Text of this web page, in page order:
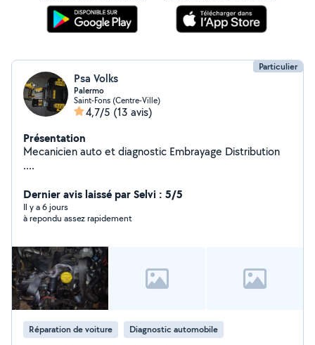
Particulier
Psa Volks
Palermo
Saint-Fons (Centre-Ville)
4,7/5 (13 avis)
Présentation
Mecanicien auto et diagnostic Embrayage Distribution
....
Dernier avis laissé par Selvi : 5/5
Il y a 6 jours
à repondu assez rapidement
Réparation de voiture Diagnostic automobile